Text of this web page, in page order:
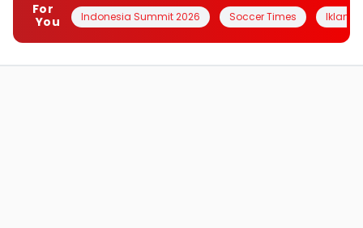
For
You
Indonesia Summit 2026 Soccer Times Iklanin